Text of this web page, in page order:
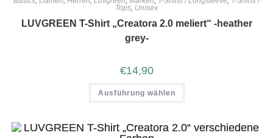
Tops Unisex
LUVGREEN T-Shirt „Creatora 2.0 meliert“ -heather
grey-
€14,90
Ausführung wählen